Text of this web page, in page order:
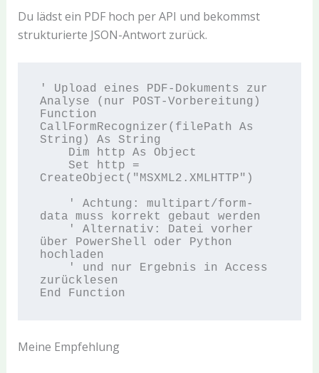
Du lädst ein PDF hoch per API und bekommst
strukturierte JSON-Antwort zurück.
' Upload eines PDF-Dokuments zur
Analyse (nur POST-Vorbereitung)
Function
CallFormRecognizer(filePath As
String) As String
CreateObject("MSXML2.XMLHTTP")
data muss korrekt gebaut werden
über PowerShell oder Python
hochladen
zurücklesen
Meine Empfehlung